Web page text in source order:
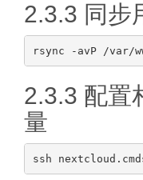
2.3.3 同步
2.3.3 配置
量